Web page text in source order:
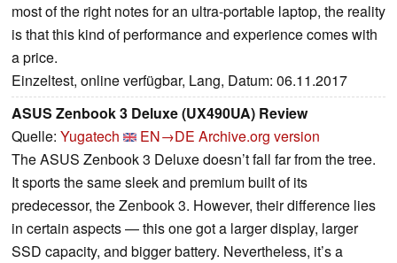
most of the right notes for an ultra-portable laptop, the reality
is that this kind of performance and experience comes with
a price.
Einzeltest, online verfügbar, Lang, Datum: 06.11.2017
ASUS Zenbook 3 Deluxe (UX490UA) Review
Quelle: Yugatech EN→DE Archive.org version
The ASUS Zenbook 3 Deluxe doesn’t fall far from the tree.
It sports the same sleek and premium built of its
predecessor, the Zenbook 3. However, their difference lies
in certain aspects — this one got a larger display, larger
SSD capacity, and bigger battery. Nevertheless, it’s a